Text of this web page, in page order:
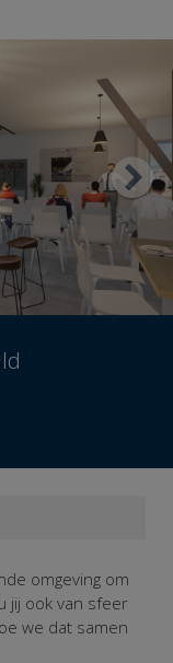
omgeving om
jij ook van sfeer
we dat samen